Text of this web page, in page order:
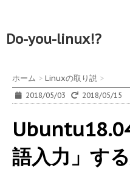
Do-you-linux!?
ホーム > Linuxの取り説 >
2018/05/03 2018/05/15
語入力」す